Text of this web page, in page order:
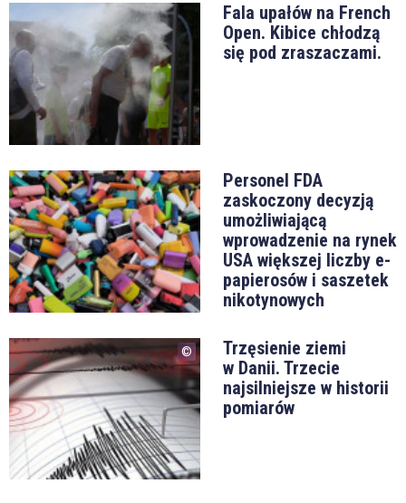
Fala upałów na French
Open. Kibice chłodzą
się pod zraszaczami.
Personel FDA
zaskoczony decyzją
umożliwiającą
wprowadzenie na rynek
USA większej liczby e-
papierosów i saszetek
nikotynowych
Trzęsienie ziemi
w Danii. Trzecie
najsilniejsze w historii
pomiarów